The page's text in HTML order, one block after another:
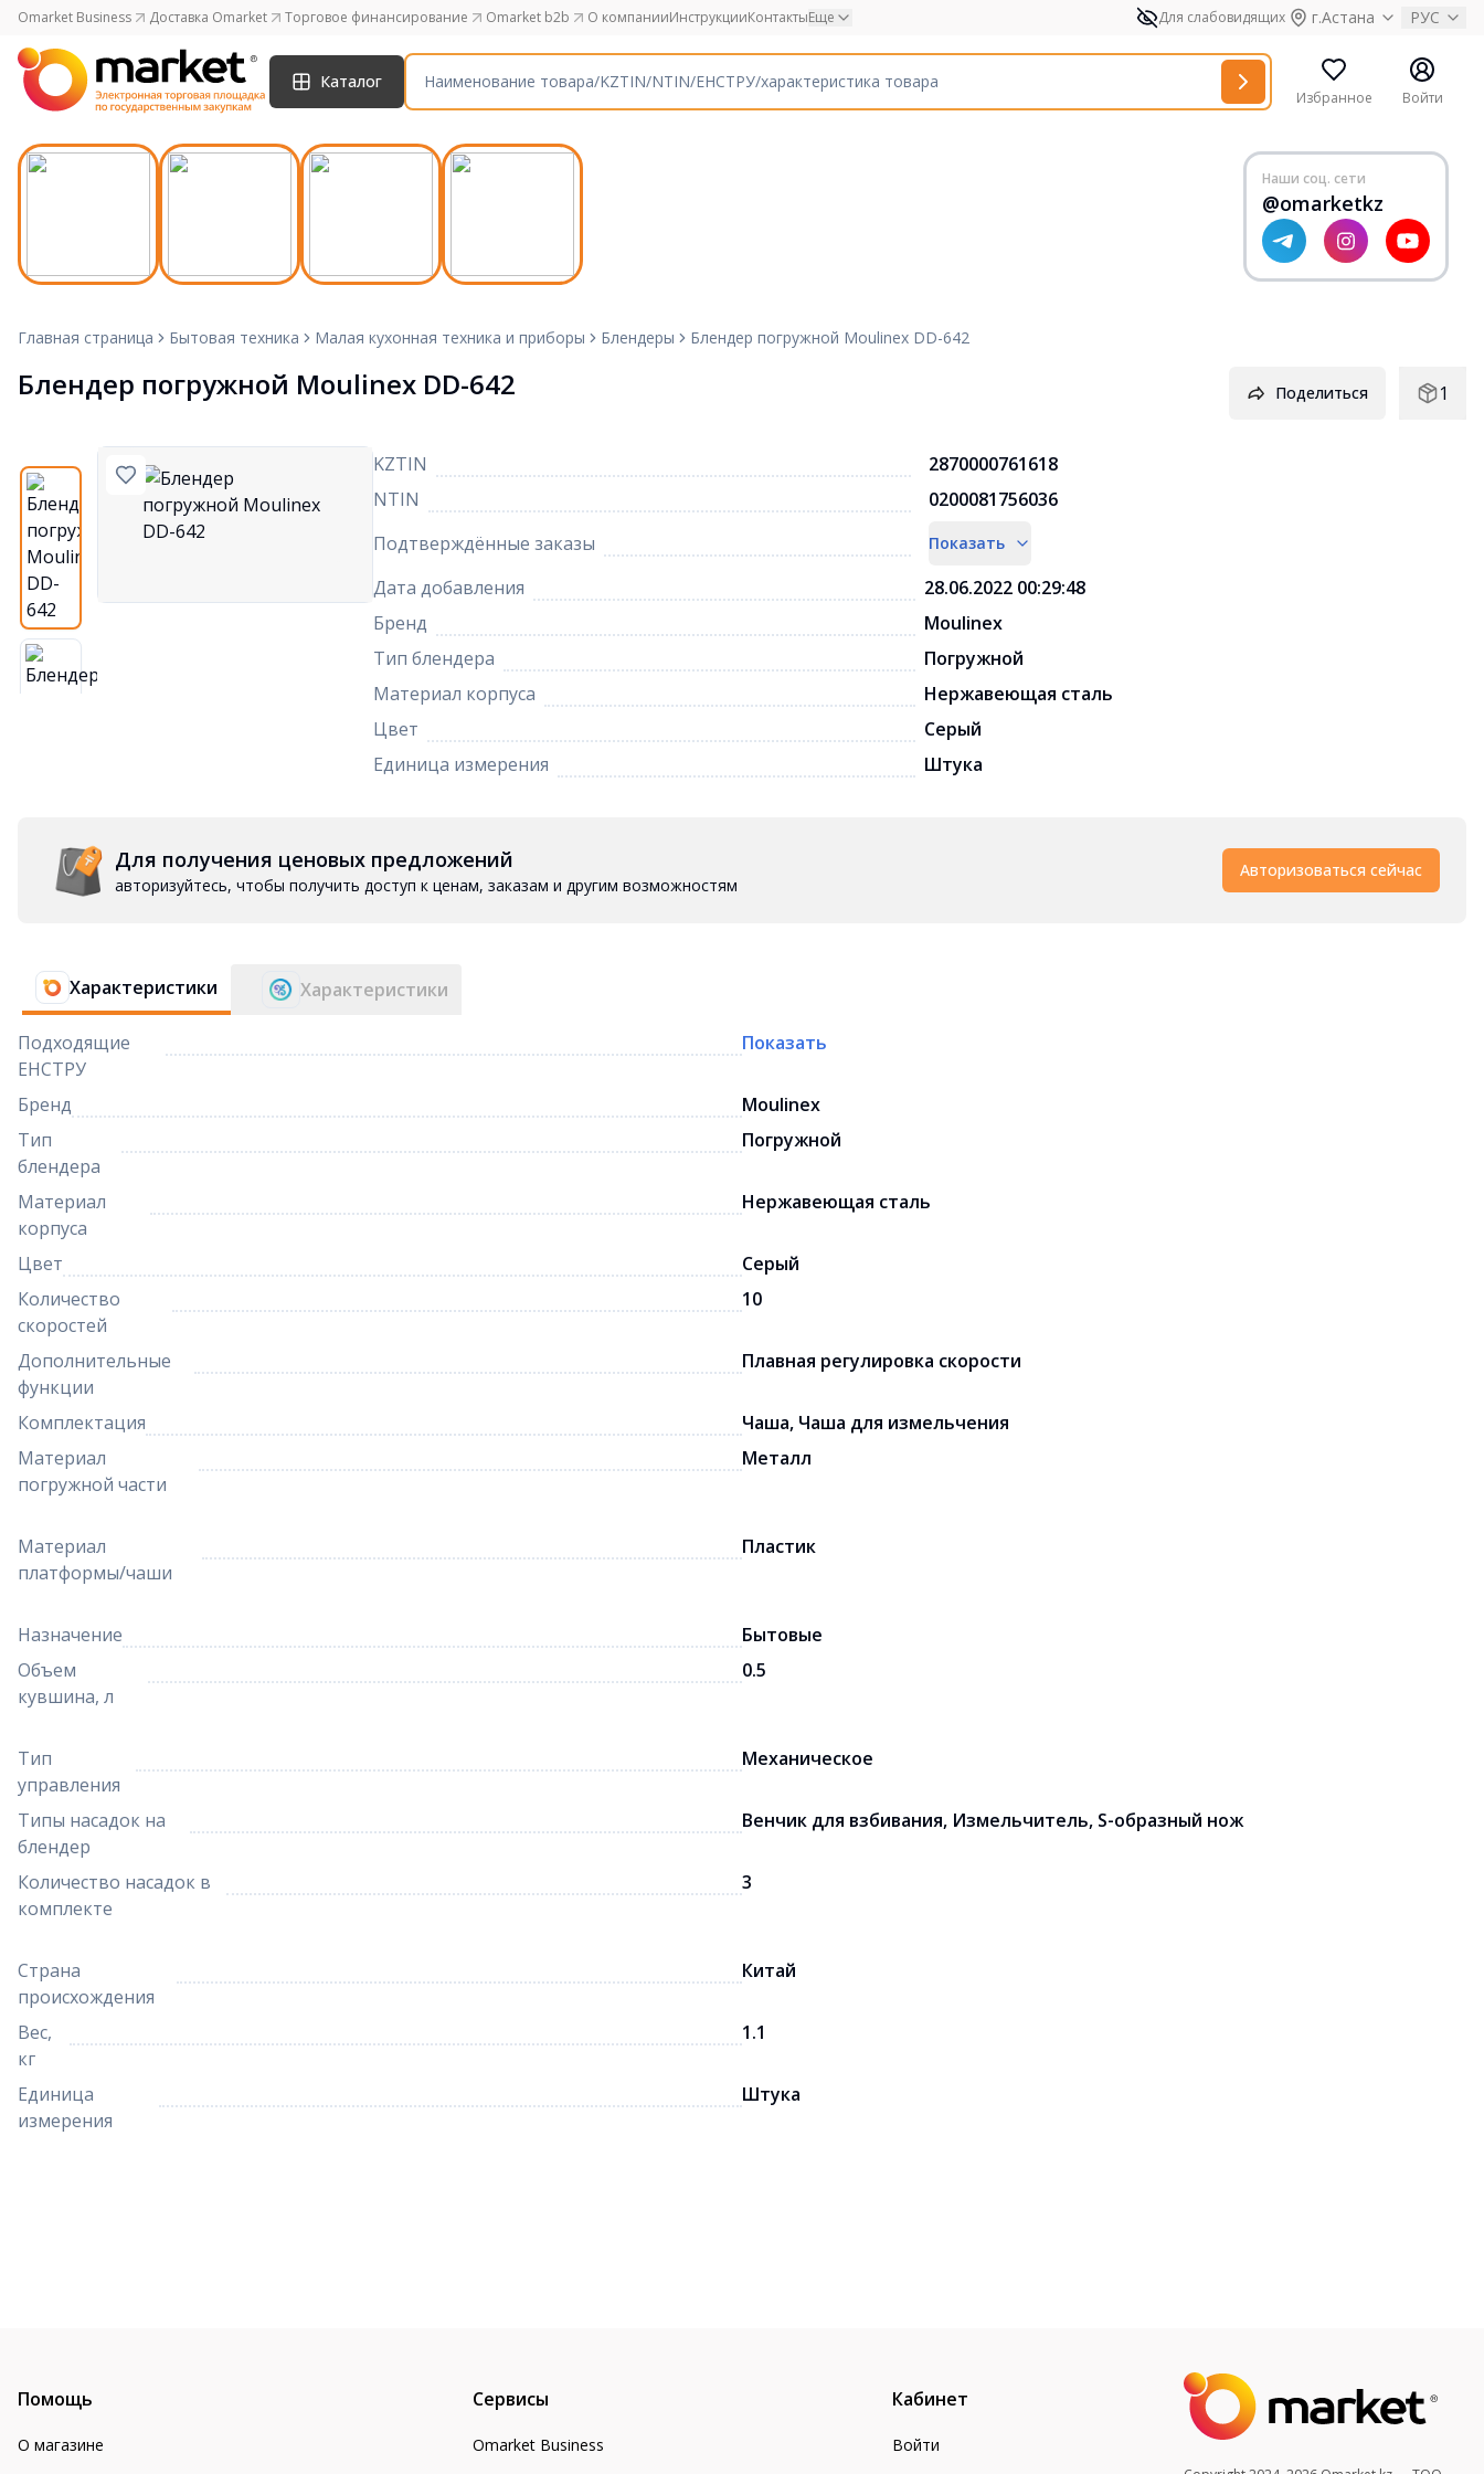
Omarket Business Доставка Omarket Торговое финансирование Omarket b2b О компанииИнструкцииКонтактыЕще Для слабовидящих г.Астана РУС
Каталог
Избранное Войти
Наши соц. сети
@omarketkz
Главная страница Бытовая техника Малая кухонная техника и приборы Блендеры Блендер погружной Moulinex DD-642
Блендер погружной Moulinex DD-642 Поделиться 1
KZTIN
2870000761618
NTIN
0200081756036
Подтверждённые заказы
Показать
Дата добавления
28.06.2022 00:29:48
Бренд
Moulinex
Тип блендера
Погружной
Материал корпуса
Нержавеющая сталь
Цвет
Серый
Единица измерения
Штука
Для получения ценовых предложений
авторизуйтесь, чтобы получить доступ к ценам, заказам и другим возможностям
Авторизоваться сейчас
Характеристики Характеристики
Подходящие
ЕНСТРУ
Показать
Бренд
Moulinex
Тип
блендера
Погружной
Материал
корпуса
Нержавеющая сталь
Цвет
Серый
Количество
скоростей
10
Дополнительные
функции
Плавная регулировка скорости
Комплектация
Чаша, Чаша для измельчения
Материал
погружной части
Металл
Материал
платформы/чаши
Пластик
Назначение
Бытовые
Объем
кувшина, л
0.5
Тип
управления
Механическое
Типы насадок на
блендер
Венчик для взбивания, Измельчитель, S-образный нож
Количество насадок в
комплекте
3
Страна
происхождения
Китай
Вес,
кг
1.1
Единица
измерения
Штука
Помощь
О магазине
Сервисы
Omarket Business
Кабинет
Войти